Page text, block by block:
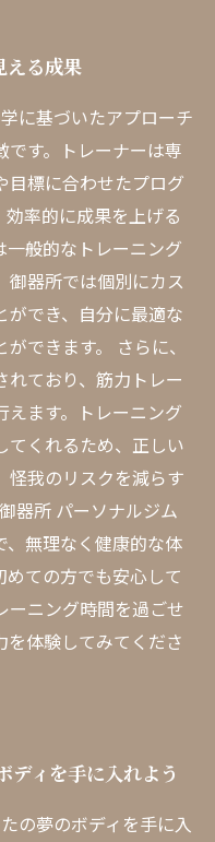
える成果
に基づいたアプローチ
です。トレーナーは専
目標に合わせたプログ
率的に成果を上げる
一般的なトレーニング
御器所では個別にカス
ができ、自分に最適な
できます。 さらに、
ており、筋力トレー
ます。トレーニング
てくれるため、正しい
怪我のリスクを減らす
器所 パーソナルジム
、無理なく健康的な体
ての方でも安心して
ーニング時間を過ごせ
を体験してみてくださ
ディを手に入れよう
の夢のボディを手に入